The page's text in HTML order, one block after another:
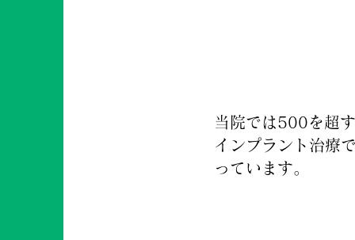
当院では500を超
インプラント治療
っています。